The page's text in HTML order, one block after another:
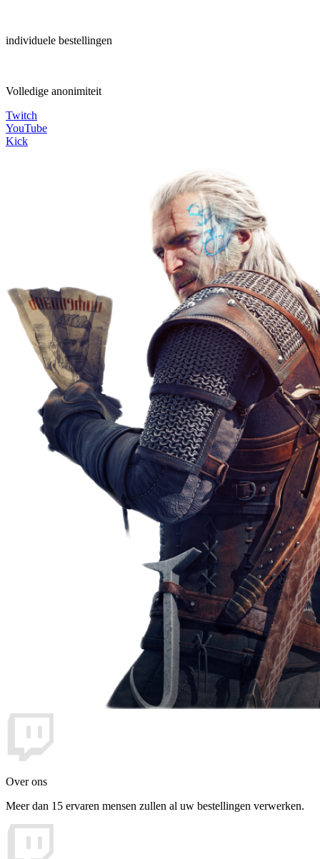
individuele bestellingen
Volledige anonimiteit
Twitch
YouTube
Kick
Over ons
Meer dan 15 ervaren mensen zullen al uw bestellingen verwerken.